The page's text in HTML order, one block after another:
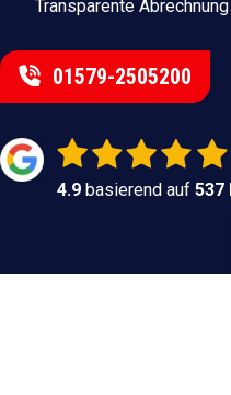
Transparente Abrechnung
01579-2505200
4.9 basierend auf 537